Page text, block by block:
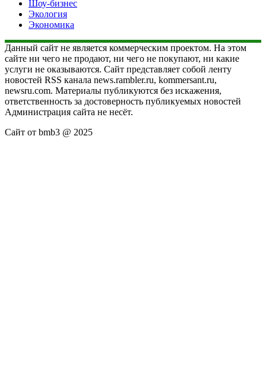
Шоу-бизнес
Экология
Экономика
Данный сайт не является коммерческим проектом. На этом
сайте ни чего не продают, ни чего не покупают, ни какие
услуги не оказываются. Сайт представляет собой ленту
новостей RSS канала news.rambler.ru, kommersant.ru,
newsru.com. Материалы публикуются без искажения,
ответственность за достоверность публикуемых новостей
Администрация сайта не несёт.
Сайт от bmb3 @ 2025